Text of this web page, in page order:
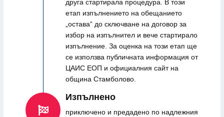
друга стартирала процедура. В този
етап изпълнението на обещанието
„остава“ до сключване на договор за
избор на изпълнител и вече стартирало
изпълнение. За оценка на този етап ще
се използва публичната информация от
ЦАИС ЕОП и официалния сайт на
община Стамболово.
Изпълнено
приключено и предадено по надлежния